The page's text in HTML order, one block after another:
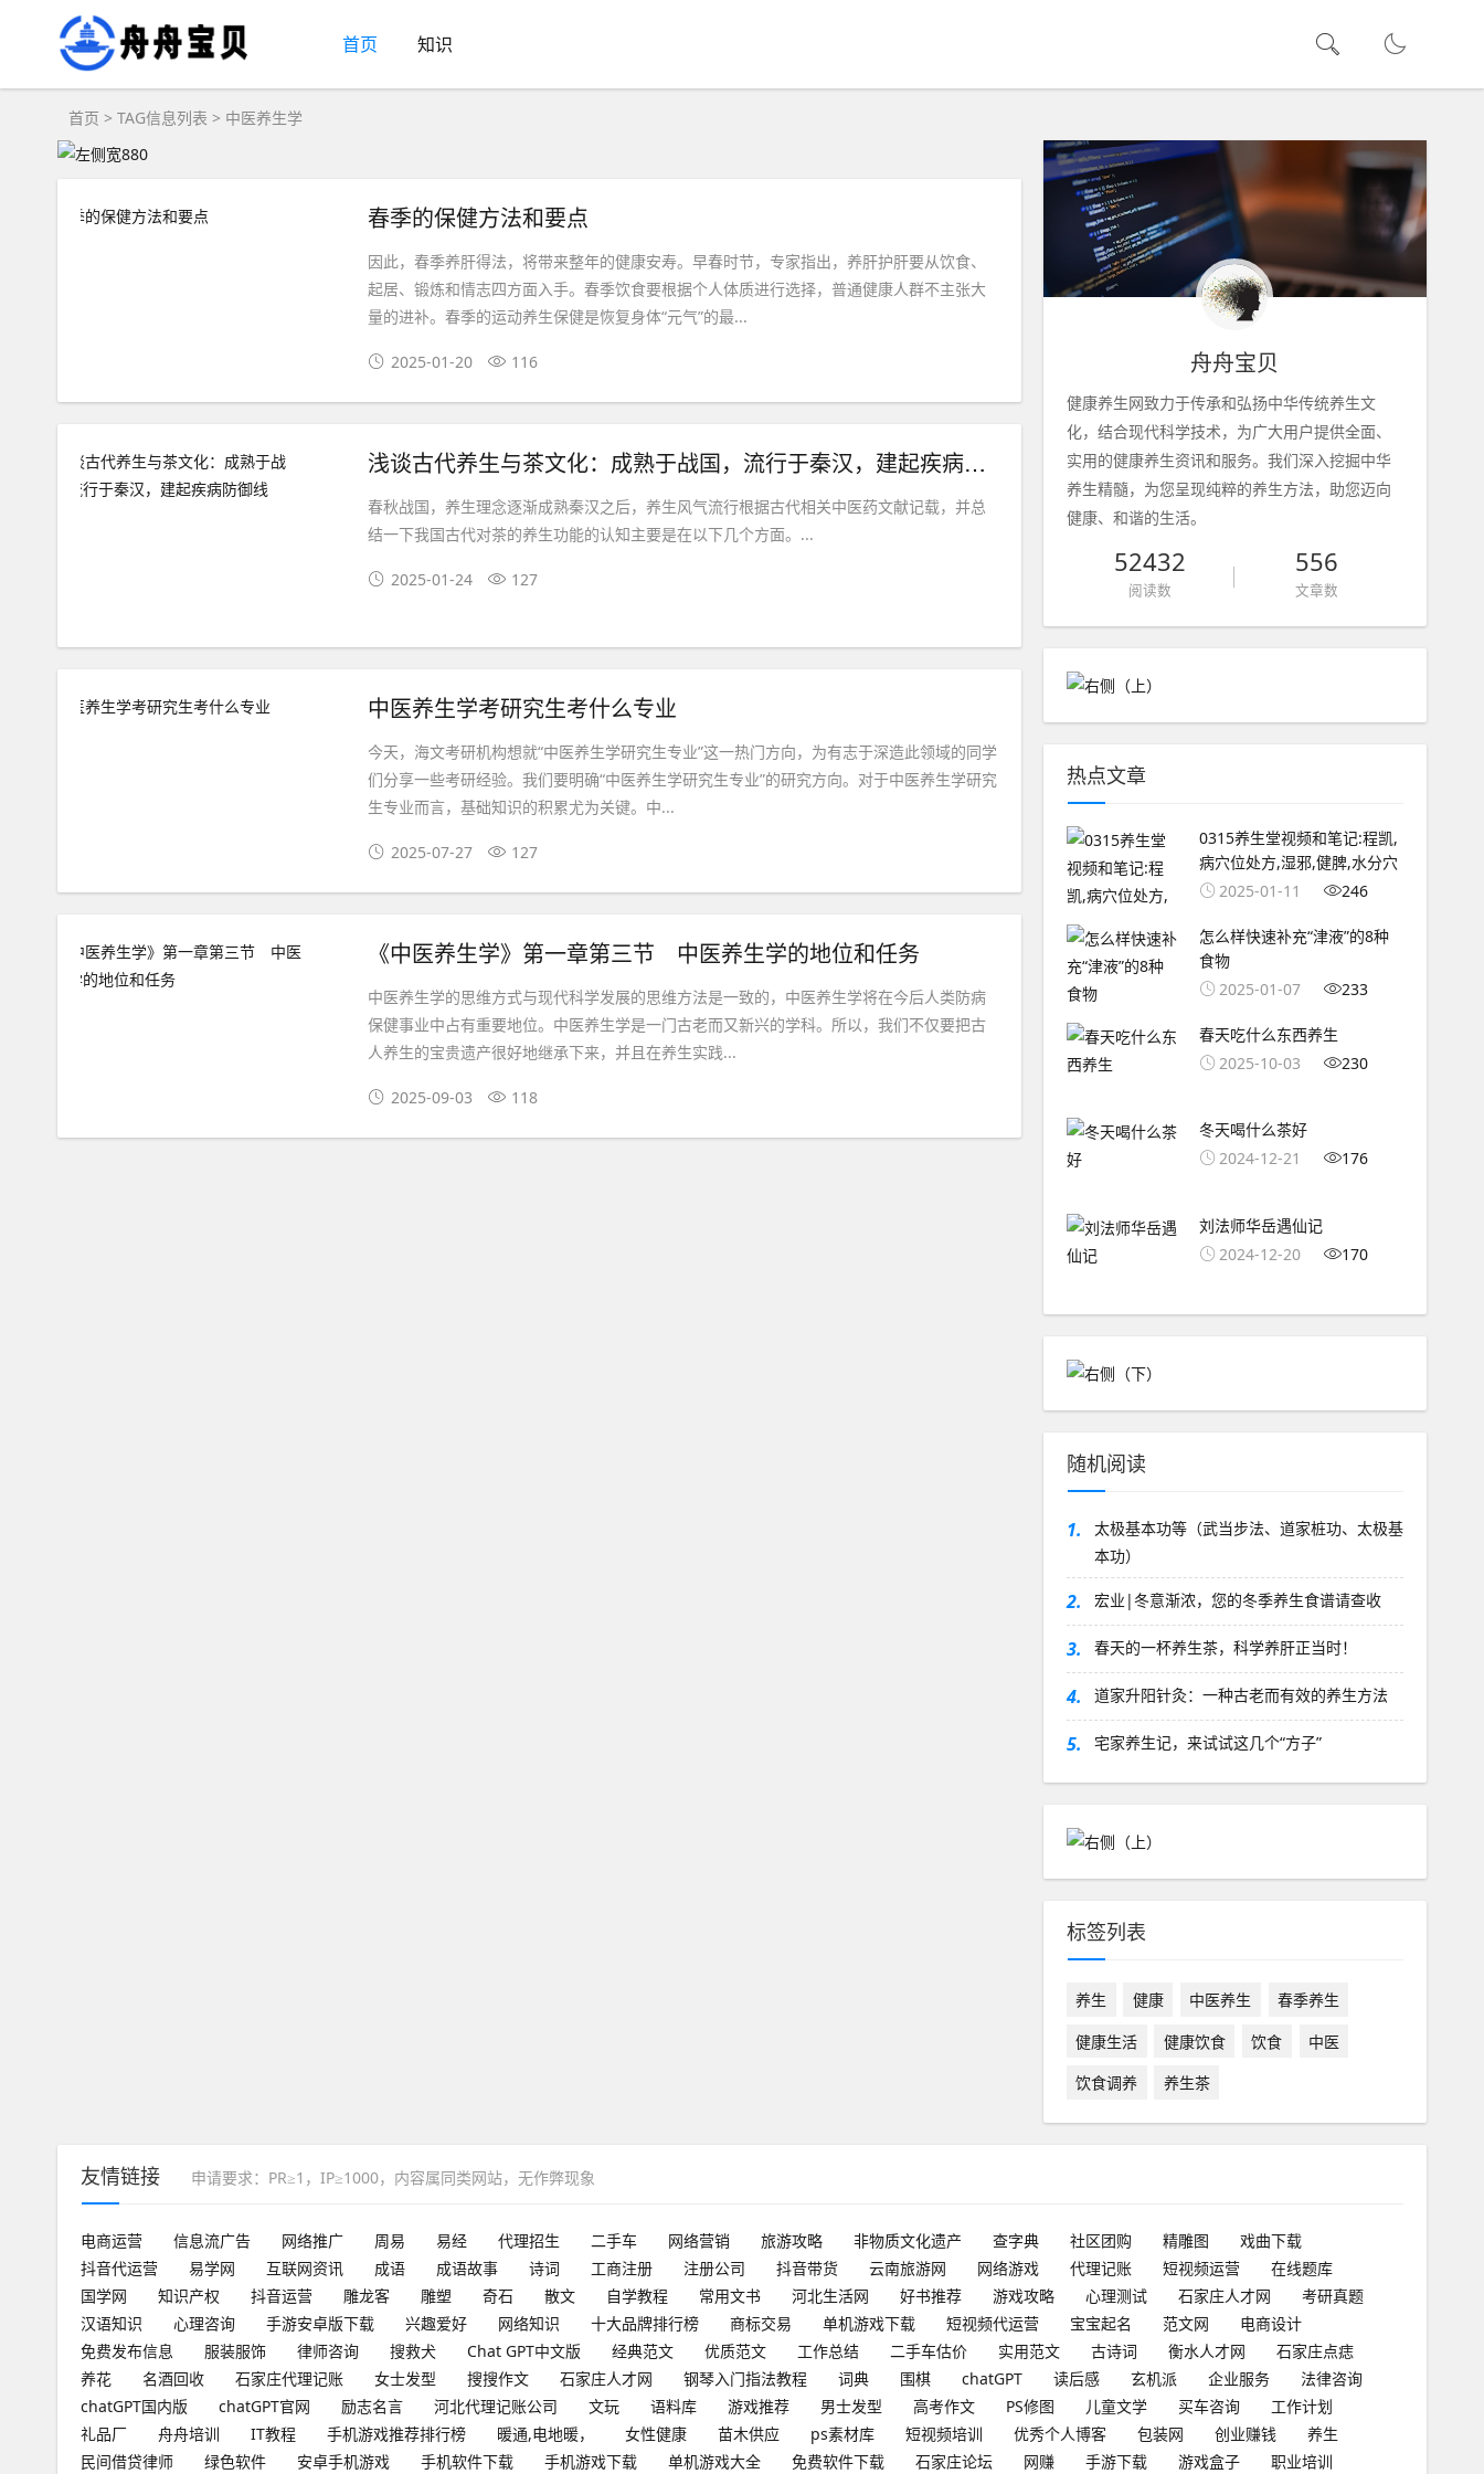
首页 知识
首页 > TAG信息列表 > 中医养生学
春季的保健方法和要点
因此，春季养肝得法，将带来整年的健康安寿。早春时节，专家指出，养肝护肝要从饮食、
起居、锻炼和情志四方面入手。春季饮食要根据个人体质进行选择，普通健康人群不主张大
量的进补。春季的运动养生保健是恢复身体“元气”的最...
2025-01-20 116
浅谈古代养生与茶文化：成熟于战国，流行于秦汉，建起疾病防御线
春秋战国，养生理念逐渐成熟秦汉之后，养生风气流行根据古代相关中医药文献记载，并总
结一下我国古代对茶的养生功能的认知主要是在以下几个方面。...
2025-01-24 127
中医养生学考研究生考什么专业
今天，海文考研机构想就“中医养生学研究生专业”这一热门方向，为有志于深造此领域的同学
们分享一些考研经验。我们要明确“中医养生学研究生专业”的研究方向。对于中医养生学研究
生专业而言，基础知识的积累尤为关键。中...
2025-07-27 127
《中医养生学》第一章第三节 中医养生学的地位和任务
中医养生学的思维方式与现代科学发展的思维方法是一致的，中医养生学将在今后人类防病
保健事业中占有重要地位。中医养生学是一门古老而又新兴的学科。所以，我们不仅要把古
人养生的宝贵遗产很好地继承下来，并且在养生实践...
2025-09-03 118
舟舟宝贝
健康养生网致力于传承和弘扬中华传统养生文
化，结合现代科学技术，为广大用户提供全面、
实用的健康养生资讯和服务。我们深入挖掘中华
养生精髓，为您呈现纯粹的养生方法，助您迈向
健康、和谐的生活。
52432
阅读数
556
文章数
热点文章
0315养生堂视频和笔记:程凯,
病穴位处方,湿邪,健脾,水分穴
2025-01-11
246
怎么样快速补充“津液”的8种
食物
2025-01-07
233
春天吃什么东西养生
2025-10-03
230
冬天喝什么茶好
2024-12-21
176
刘法师华岳遇仙记
2024-12-20
170
随机阅读
1.
太极基本功等（武当步法、道家桩功、太极基
本功）
2. 宏业|冬意渐浓，您的冬季养生食谱请查收
3. 春天的一杯养生茶，科学养肝正当时！
4. 道家升阳针灸：一种古老而有效的养生方法
5. 宅家养生记，来试试这几个“方子”
标签列表
养生 健康 中医养生
春季养生
健康生活
健康饮食 饮食
中医
饮食调养
养生茶
友情链接 申请要求：PR≥1，IP≥1000，内容属同类网站，无作弊现象
电商运营 信息流广告 网络推广 周易 易经 代理招生 二手车 网络营销 旅游攻略 非物质文化遗产 查字典 社区团购 精雕图
戏曲下载
抖音代运营
易学网 互联网资讯 成语 成语故事 诗词 工商注册 注册公司 抖音带货 云南旅游网 网络游戏 代理记账 短视频运营
在线题库
国学网
知识产权 抖音运营 雕龙客 雕塑 奇石 散文 自学教程 常用文书 河北生活网 好书推荐 游戏攻略 心理测试 石家庄人才网
考研真题
汉语知识
心理咨询 手游安卓版下载 兴趣爱好 网络知识 十大品牌排行榜 商标交易 单机游戏下载 短视频代运营 宝宝起名 范文网
电商设计
免费发布信息
服装服饰 律师咨询 搜救犬 Chat GPT中文版 经典范文 优质范文 工作总结 二手车估价 实用范文 古诗词 衡水人才网
石家庄点痣
养花
名酒回收 石家庄代理记账 女士发型 搜搜作文 石家庄人才网 钢琴入门指法教程 词典 围棋 chatGPT 读后感 玄机派 企业服务
法律咨询
chatGPT国内版
chatGPT官网 励志名言 河北代理记账公司 文玩 语料库 游戏推荐 男士发型 高考作文 PS修图 儿童文学 买车咨询
工作计划
礼品厂
舟舟培训 IT教程 手机游戏推荐排行榜 暖通,电地暖， 女性健康 苗木供应 ps素材库 短视频培训 优秀个人博客 包装网 创业赚钱
养生
民间借贷律师
绿色软件 安卓手机游戏 手机软件下载 手机游戏下载 单机游戏大全 免费软件下载 石家庄论坛 网赚 手游下载 游戏盒子 职业培训